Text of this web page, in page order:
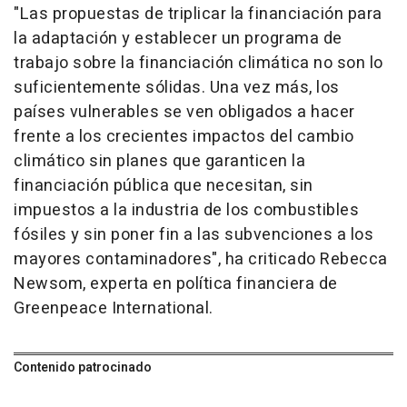
"Las propuestas de triplicar la financiación para
la adaptación y establecer un programa de
trabajo sobre la financiación climática no son lo
suficientemente sólidas. Una vez más, los
países vulnerables se ven obligados a hacer
frente a los crecientes impactos del cambio
climático sin planes que garanticen la
financiación pública que necesitan, sin
impuestos a la industria de los combustibles
fósiles y sin poner fin a las subvenciones a los
mayores contaminadores", ha criticado Rebecca
Newsom, experta en política financiera de
Greenpeace International.
Contenido patrocinado